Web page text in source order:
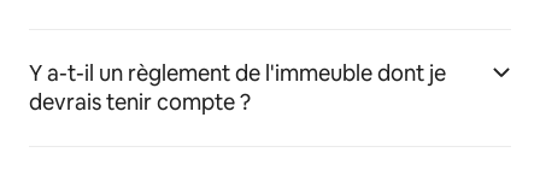
Y a-t-il un règlement de l'immeuble dont je
devrais tenir compte ?